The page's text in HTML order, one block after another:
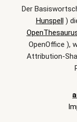
Der
Hunspell)
OpenOffice ),
Attribution-